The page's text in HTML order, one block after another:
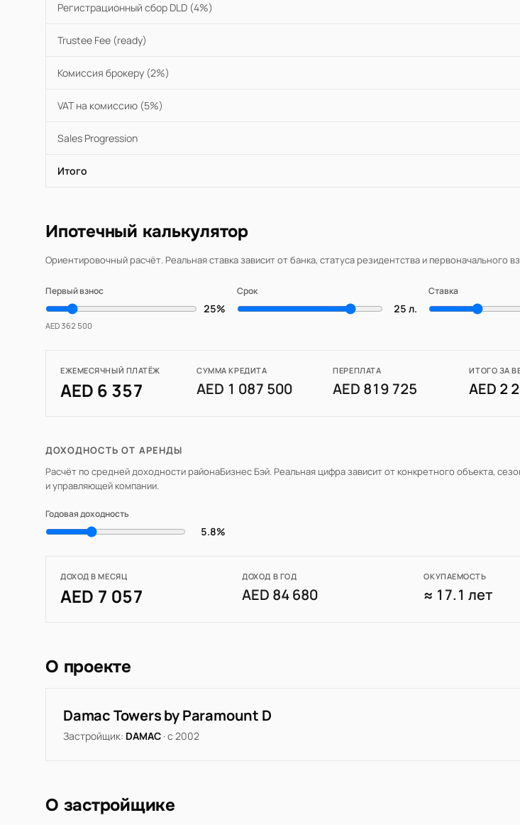
Регистрационный сбор DLD (4%)
Trustee Fee (ready)
Комиссия брокеру (2%)
VAT на комиссию (5%)
Sales Progression
Итого
Ипотечный калькулятор
Ориентировочный расчёт. Реальная ставка зависит от банка, статуса резидентства и первоначального
Первый взнос
25%
AED 362 500
Срок
25 л.
Ставка
ЕЖЕМЕСЯЧНЫЙ ПЛАТЁЖ
AED 6 357
СУММА КРЕДИТА
AED 1 087 500
ПЕРЕПЛАТА
AED 819 725
ИТОГО ЗА
AED 2
ДОХОДНОСТЬ ОТ АРЕНДЫ
Расчёт по средней доходности районаБизнес Бэй. Реальная цифра зависит от конкретного объекта,
и управляющей компании.
Годовая доходность
5.8%
ДОХОД В МЕСЯЦ
AED 7 057
ДОХОД В ГОД
AED 84 680
ОКУПАЕМОСТЬ
≈ 17.1 лет
О проекте
Damac Towers by Paramount D
Застройщик: DAMAC · с 2002
О застройщике